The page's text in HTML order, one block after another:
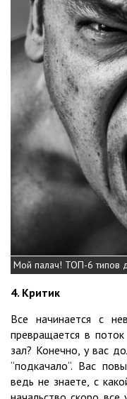
Мой палач! ТОП-6 типов
4. Критик
Все начинается с
превращается в
зал? Конечно, у вас
“подкачало“. Вас
ведь не знаете, с